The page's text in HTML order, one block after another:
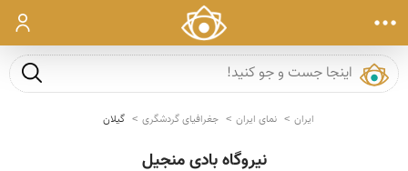
ورود
جست و
ایران نمای ایران جغرافیای گردشگری گیلان
نیروگاه بادی منجیل